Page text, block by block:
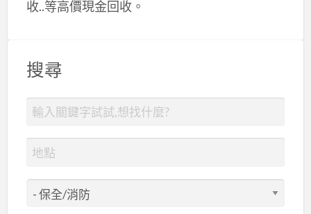
收..等高價現金回收。
搜尋